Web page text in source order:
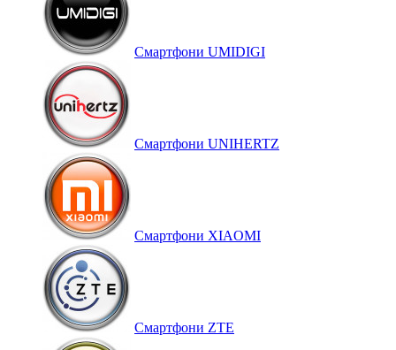
Смартфони UMIDIGI
Смартфони UNIHERTZ
Смартфони XIAOMI
Смартфони ZTE